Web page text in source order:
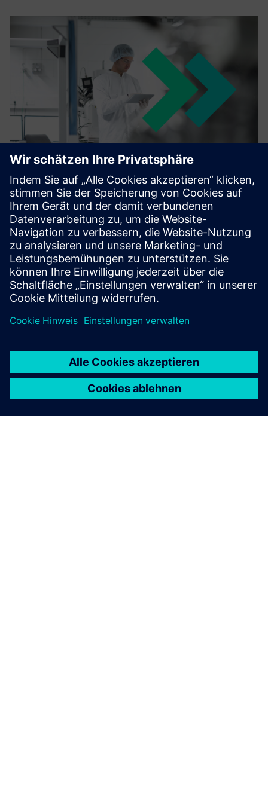
Opcenter Execution Pharma
Implementation Services
Technord has the team in place to design, engineer and
deploy Opcenter Execution Pharma projects.
Mehr erfahren